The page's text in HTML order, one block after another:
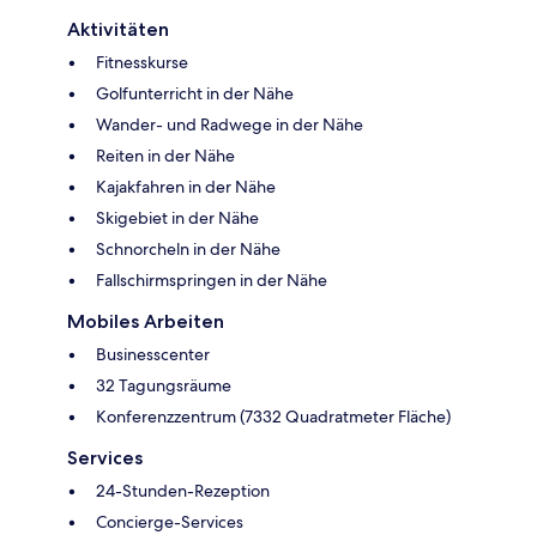
Aktivitäten
Fitnesskurse
Golfunterricht in der Nähe
Wander- und Radwege in der Nähe
Reiten in der Nähe
Kajakfahren in der Nähe
Skigebiet in der Nähe
Schnorcheln in der Nähe
Fallschirmspringen in der Nähe
Mobiles Arbeiten
Businesscenter
32 Tagungsräume
Konferenzzentrum (7332 Quadratmeter Fläche)
Services
24-Stunden-Rezeption
Concierge-Services